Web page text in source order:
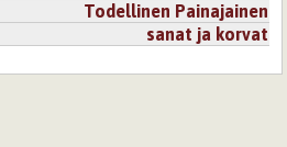
Todellinen Painajainen
sanat ja korvat